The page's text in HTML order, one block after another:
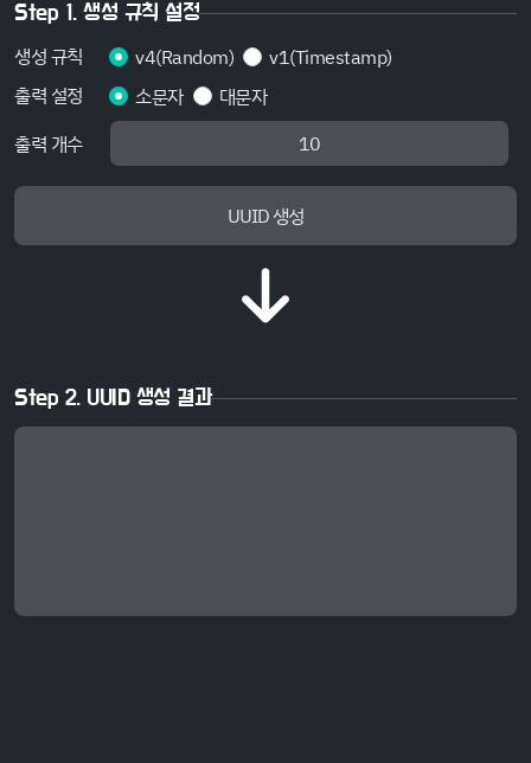
Step 1. 생성 규칙 설정
생성 규칙 v4(Random)
v1(Timestamp)
출력 설정
소문자
대문자
출력 개수
UUID 생성
Step 2. UUID 생성 결과